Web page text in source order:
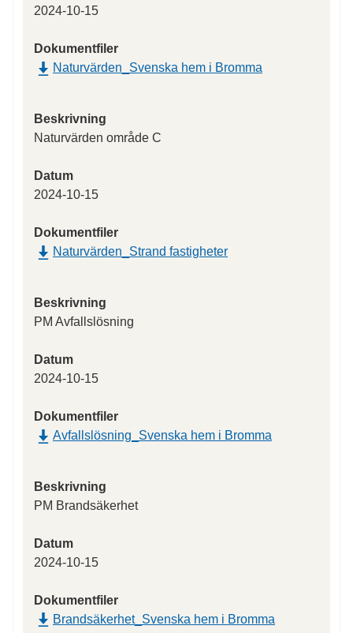
2024-10-15
Dokumentfiler
Naturvärden_Svenska hem i Bromma
Beskrivning
Naturvärden område C
Datum
2024-10-15
Dokumentfiler
Naturvärden_Strand fastigheter
Beskrivning
PM Avfallslösning
Datum
2024-10-15
Dokumentfiler
Avfallslösning_Svenska hem i Bromma
Beskrivning
PM Brandsäkerhet
Datum
2024-10-15
Dokumentfiler
Brandsäkerhet_Svenska hem i Bromma